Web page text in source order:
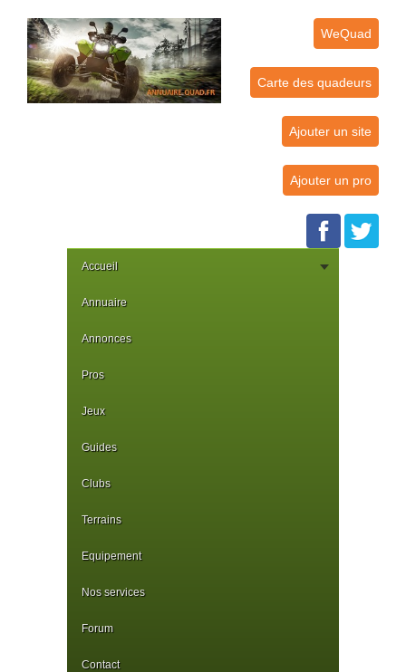
WeQuad
Carte des quadeurs
Ajouter un site
Ajouter un pro
Accueil
Annuaire
Annonces
Pros
Jeux
Guides
Clubs
Terrains
Equipement
Nos services
Forum
Contact